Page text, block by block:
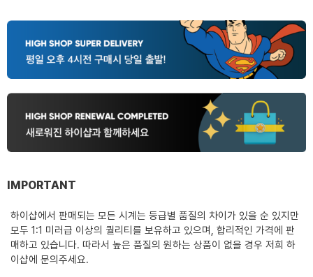
IMPORTANT
하이샵에서 판매되는 모든 시계는 등급별 품질의 차이가 있을 순 있지만
모두 1:1 미러급 이상의 퀄리티를 보유하고 있으며, 합리적인 가격에 판
매하고 있습니다. 따라서 높은 품질의 원하는 상품이 없을 경우 저희 하
이샵에 문의주세요.